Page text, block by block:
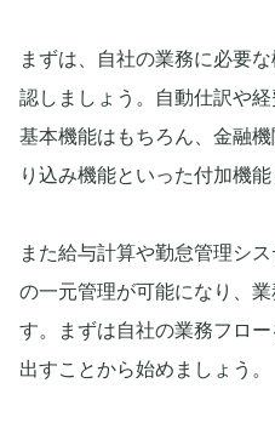
まずは、自社の業務に必要
認しましょう。自動仕訳や
基本機能はもちろん、金融
り込み機能といった付加機能
また給与計算や勤怠管理シ
の一元管理が可能になり、
す。まずは自社の業務フロ
出すことから始めましょう。